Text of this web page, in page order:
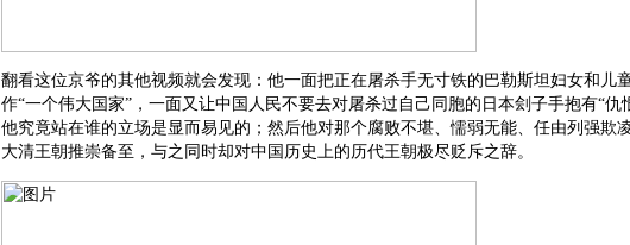
翻看这位京爷的其他视频就会发现：他一面把正在屠杀手无寸铁的巴勒斯坦妇女和儿
作“一个伟大国家”，一面又让中国人民不要去对屠杀过自己同胞的日本刽子手抱有“仇
他究竟站在谁的立场是显而易见的；然后他对那个腐败不堪、懦弱无能、任由列强欺
大清王朝推崇备至，与之同时却对中国历史上的历代王朝极尽贬斥之辞。